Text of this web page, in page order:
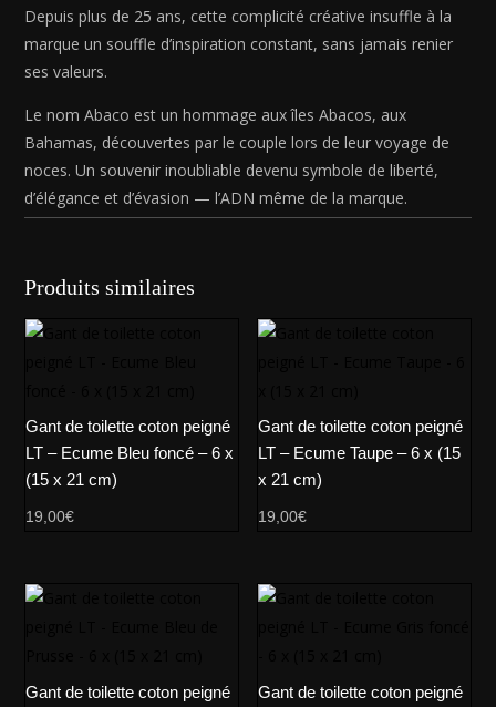
Depuis plus de 25 ans, cette complicité créative insuffle à la
marque un souffle d’inspiration constant, sans jamais renier
ses valeurs.
Le nom Abaco est un hommage aux îles Abacos, aux
Bahamas, découvertes par le couple lors de leur voyage de
noces. Un souvenir inoubliable devenu symbole de liberté,
d’élégance et d’évasion — l’ADN même de la marque.
Produits similaires
Gant de toilette coton peigné
LT – Ecume Bleu foncé – 6 x
(15 x 21 cm)
19,00€
Gant de toilette coton peigné
LT – Ecume Taupe – 6 x (15
x 21 cm)
19,00€
Gant de toilette coton peigné
Gant de toilette coton peigné